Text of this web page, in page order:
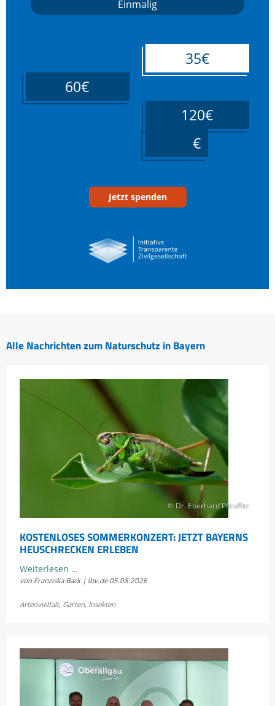
Einmalig
35€
60€
120€
Jetzt spenden
Alle Nachrichten zum Naturschutz in Bayern
© Dr. Eberhard Pfeuffer
KOSTENLOSES SOMMERKONZERT: JETZT BAYERNS
HEUSCHRECKEN ERLEBEN
Weiterlesen …Kostenloses
Sommerkonzert:
von Franziska Back | lbv.de 05.08.2026
Artenvielfalt, Garten, Insekten